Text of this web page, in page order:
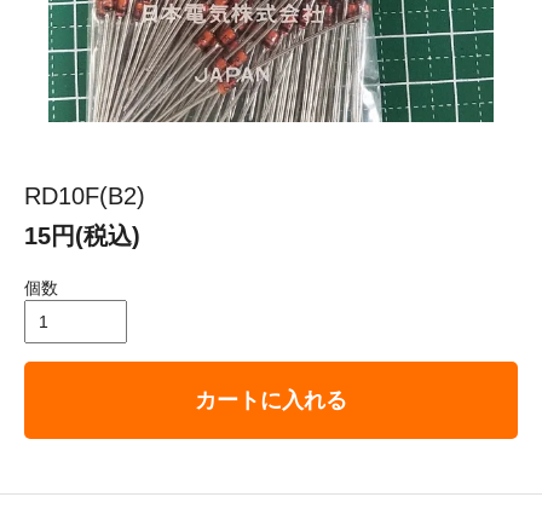
RD10F(B2)
15円(税込)
個数
カートに入れる